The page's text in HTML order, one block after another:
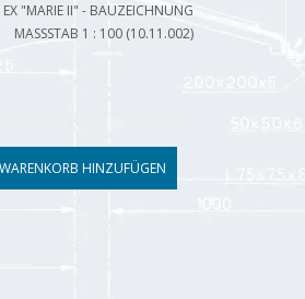
"MARIE II" - BAUZEICHNUNG
MASSSTAB 1 : 100 (10.11.002)
HINZUFÜGEN